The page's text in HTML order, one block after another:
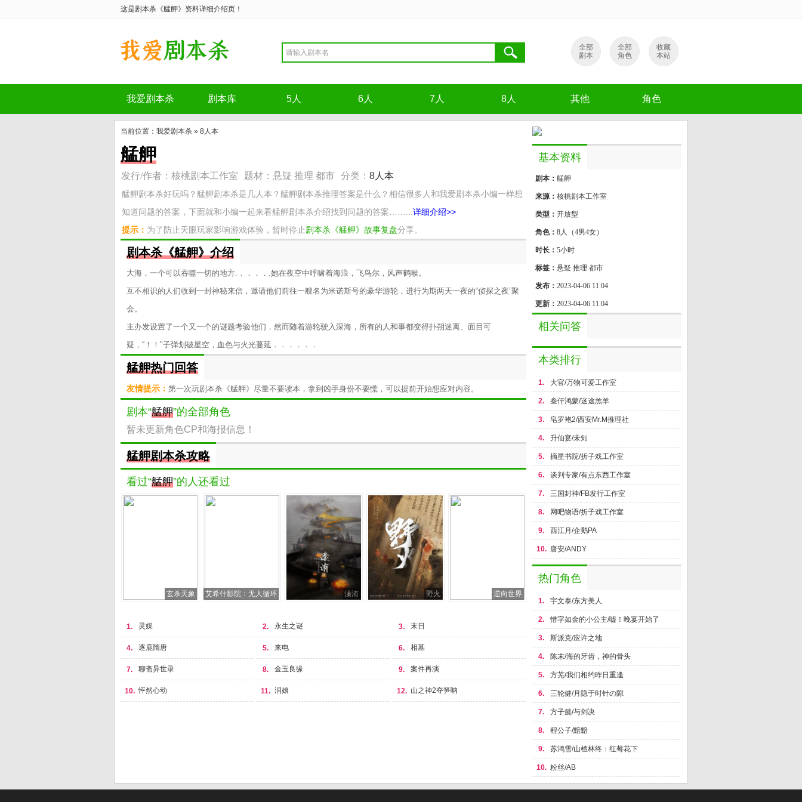
这是剧本杀《艋舺》资料详细介绍页！
全部
剧本
全部
角色
收藏
本站
我爱剧本杀 剧本库 5人 6人 7人 8人 其他 角色
当前位置： 我爱剧本杀 » 8人本
艋舺
发行/作者：核桃剧本工作室 题材：悬疑 推理 都市 分类： 8人本
艋舺剧本杀好玩吗？艋舺剧本杀是几人本？艋舺剧本杀推理答案是什么？相信很多人和我爱剧本杀小编一样想
知道问题的答案，下面就和小编一起来看艋舺剧本杀介绍找到问题的答案……... 详细介绍>>
提示： 为了防止天眼玩家影响游戏体验，暂时停止剧本杀《艋舺》故事复盘分享。
剧本杀《艋舺》介绍
大海，一个可以吞噬一切的地方.．．．．.她在夜空中呼啸着海浪，飞鸟尔，风声鹤喉。
互不相识的人们收到一封神秘来信，邀请他们前往一艘名为米诺斯号的豪华游轮，进行为期两天一夜的“侦探之夜”聚
会。
主办发设置了一个又一个的谜题考验他们，然而随着游轮驶入深海，所有的人和事都变得扑朔迷离、面目可
疑，“！！"子弹划破星空，血色与火光蔓延．．．．．．
艋舺热门回答
友情提示： 第一次玩剧本杀《艋舺》尽量不要读本，拿到凶手身份不要慌，可以提前开始想应对内容。
剧本“艋舺”的全部角色
暂未更新角色CP和海报信息！
艋舺剧本杀攻略
看过“艋舺”的人还看过
玄杀天象 艾希什影院：无人循环 溱洧 野火 逆向世界
1. 灵媒 2. 永生之谜 3. 末日
4. 逐鹿隋唐 5. 来电 6. 相墓
7. 聊斋异世录 8. 金玉良缘 9. 案件再演
10. 怦然心动 11. 润娘 12. 山之神2夺笋呐
基本资料
剧本： 艋舺
来源： 核桃剧本工作室
类型： 开放型
角色： 8人（4男4女）
时长： 5小时
标签： 悬疑 推理 都市
发布： 2023-04-06 11:04
更新： 2023-04-06 11:04
相关问答
本类排行
1. 大官/万物可爱工作室
2. 叁仟鸿蒙/迷途羔羊
3. 皂罗袍2/西安Mr.M推理社
4. 升仙宴/未知
5. 摘星书院/折子戏工作室
6. 谈判专家/有点东西工作室
7. 三国封神/FB发行工作室
8. 网吧物语/折子戏工作室
9. 西江月/企鹅PA
10. 唐安/ANDY
热门角色
1. 宇文泰/东方美人
2. 惜字如金的小公主/嘘！晚宴开始了
3. 斯派克/应许之地
4. 陈末/海的牙齿，神的骨头
5. 方芜/我们相约昨日重逢
6. 三轮健/月隐于时针の隙
7. 方子懿/与剑决
8. 程公子/黯黯
9. 苏鸿雪/山楂林终：红莓花下
10. 粉丝/AB